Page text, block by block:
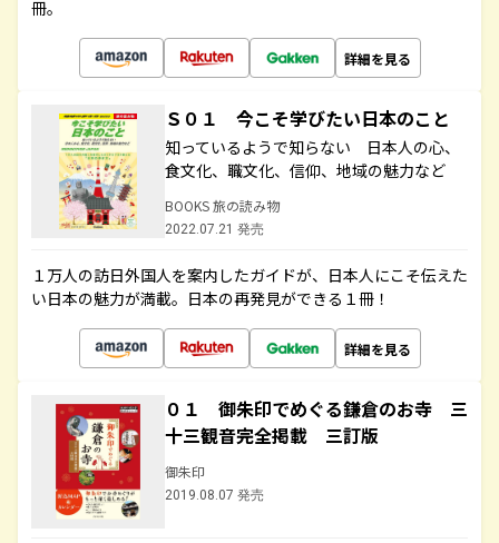
冊。
詳細を見る
Ｓ０１ 今こそ学びたい日本のこと
知っているようで知らない 日本人の心、
食文化、職文化、信仰、地域の魅力など
BOOKS 旅の読み物
2022.07.21 発売
１万人の訪日外国人を案内したガイドが、日本人にこそ伝えた
い日本の魅力が満載。日本の再発見ができる１冊！
詳細を見る
０１ 御朱印でめぐる鎌倉のお寺 三
十三観音完全掲載 三訂版
御朱印
2019.08.07 発売